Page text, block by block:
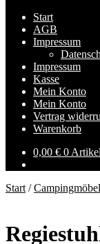
Start
AGB
Impressum
Impressum
Kasse
Mein Konto
Mein Konto
Vertrag
Warenkorb
0,00 € 0 Artikel
Start /Campingmöbel